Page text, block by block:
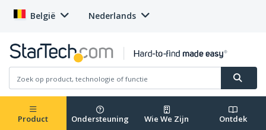
België Nederlands
Product Ondersteuning Wie We Zijn Ontdek